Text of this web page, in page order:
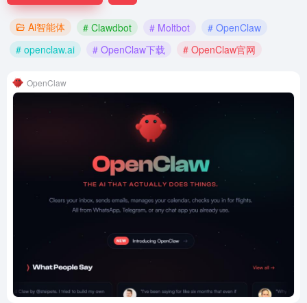
Ai智能体 # Clawdbot # Moltbot
# OpenClaw
# openclaw.ai
# OpenClaw下载 # OpenClaw官网
OpenClaw